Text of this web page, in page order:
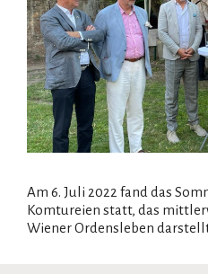
Am 6. Juli 2022 fand das
Komtureien statt, das
Wiener Ordensleben